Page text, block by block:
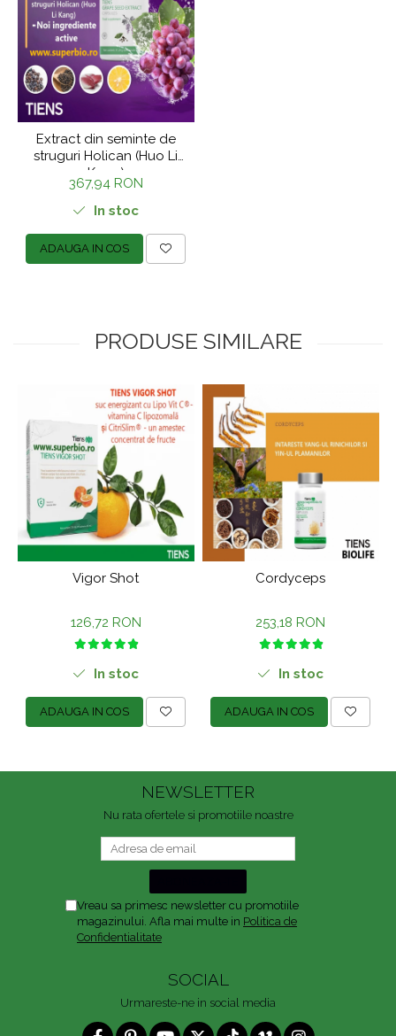
Extract din seminte de
struguri Holican (Huo Li
Kang)
367,94 RON
In stoc
ADAUGA IN COS
PRODUSE SIMILARE
Vigor Shot
126,72 RON
In stoc
ADAUGA IN COS
Cordyceps
253,18 RON
In stoc
ADAUGA IN COS
NEWSLETTER
Nu rata ofertele si promotiile noastre
Vreau sa primesc newsletter cu promotiile
magazinului. Afla mai multe in Politica de
Confidentialitate
SOCIAL
Urmareste-ne in social media